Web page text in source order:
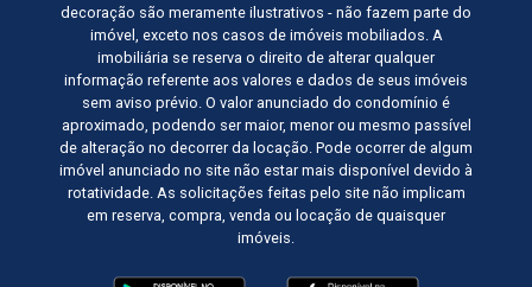
decoração são meramente ilustrativos - não fazem parte do
imóvel, exceto nos casos de imóveis mobiliados. A
imobiliária se reserva o direito de alterar qualquer
informação referente aos valores e dados de seus imóveis
sem aviso prévio. O valor anunciado do condomínio é
aproximado, podendo ser maior, menor ou mesmo passível
de alteração no decorrer da locação. Pode ocorrer de algum
imóvel anunciado no site não estar mais disponível devido à
rotatividade. As solicitações feitas pelo site não implicam
em reserva, compra, venda ou locação de quaisquer
imóveis.